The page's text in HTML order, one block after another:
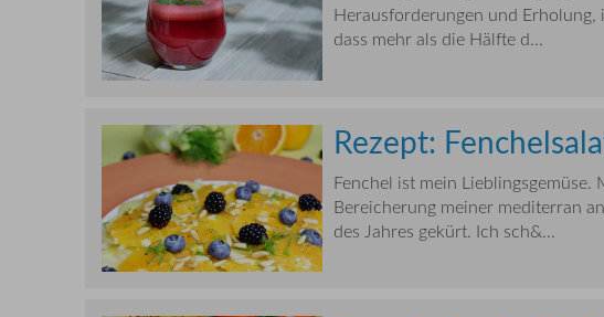
Herausforderungen und Erholung,
dass mehr als die Hälfte d...
Rezept:
Fenchel ist mein
Bereicherung meiner mediterran
des Jahres gekürt. Ich sch&...